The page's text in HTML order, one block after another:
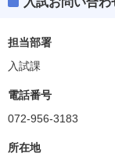
担当部署
入試課
電話番号
072-956-3183
所在地